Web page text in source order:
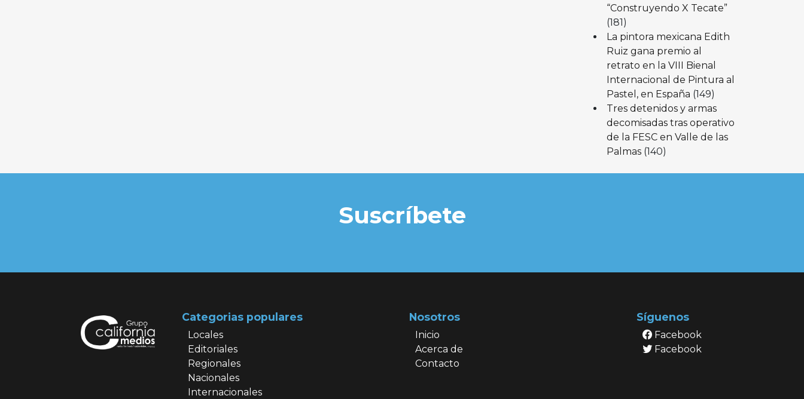
“Construyendo X Tecate”
(181)
La pintora mexicana Edith
Ruiz gana premio al
retrato en la VIII Bienal
Internacional de Pintura al
Pastel, en España (149)
Tres detenidos y armas
decomisadas tras operativo
de la FESC en Valle de las
Palmas (140)
Suscríbete
Categorias populares
Locales
Editoriales
Regionales
Nacionales
Internacionales
Nosotros
Inicio
Acerca de
Contacto
Síguenos
Facebook
Facebook